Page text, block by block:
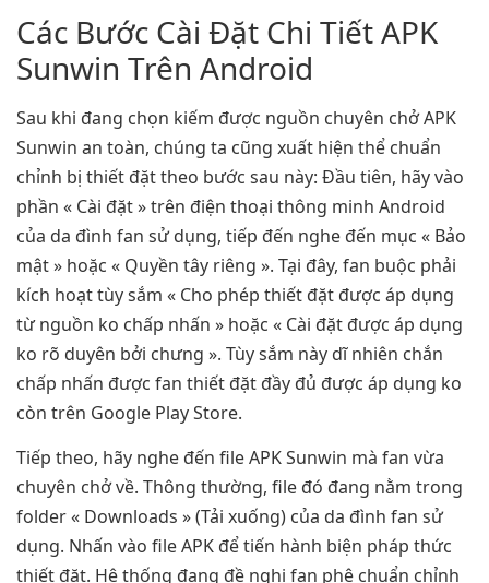
Các Bước Cài Đặt Chi Tiết APK
Sunwin Trên Android
Sau khi đang chọn kiếm được nguồn chuyên chở APK
Sunwin an toàn, chúng ta cũng xuất hiện thể chuẩn
chỉnh bị thiết đặt theo bước sau này: Đầu tiên, hãy vào
phần « Cài đặt » trên điện thoại thông minh Android
của da đình fan sử dụng, tiếp đến nghe đến mục « Bảo
mật » hoặc « Quyền tây riêng ». Tại đây, fan buộc phải
kích hoạt tùy sắm « Cho phép thiết đặt được áp dụng
từ nguồn ko chấp nhấn » hoặc « Cài đặt được áp dụng
ko rõ duyên bởi chưng ». Tùy sắm này dĩ nhiên chắn
chấp nhấn được fan thiết đặt đầy đủ được áp dụng ko
còn trên Google Play Store.
Tiếp theo, hãy nghe đến file APK Sunwin mà fan vừa
chuyên chở về. Thông thường, file đó đang nằm trong
folder « Downloads » (Tải xuống) của da đình fan sử
dụng. Nhấn vào file APK để tiến hành biện pháp thức
thiết đặt. Hệ thống đang đề nghị fan phê chuẩn chỉnh